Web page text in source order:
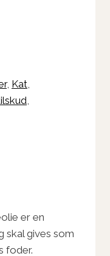
, Kat
er en
skal gives som
foder.